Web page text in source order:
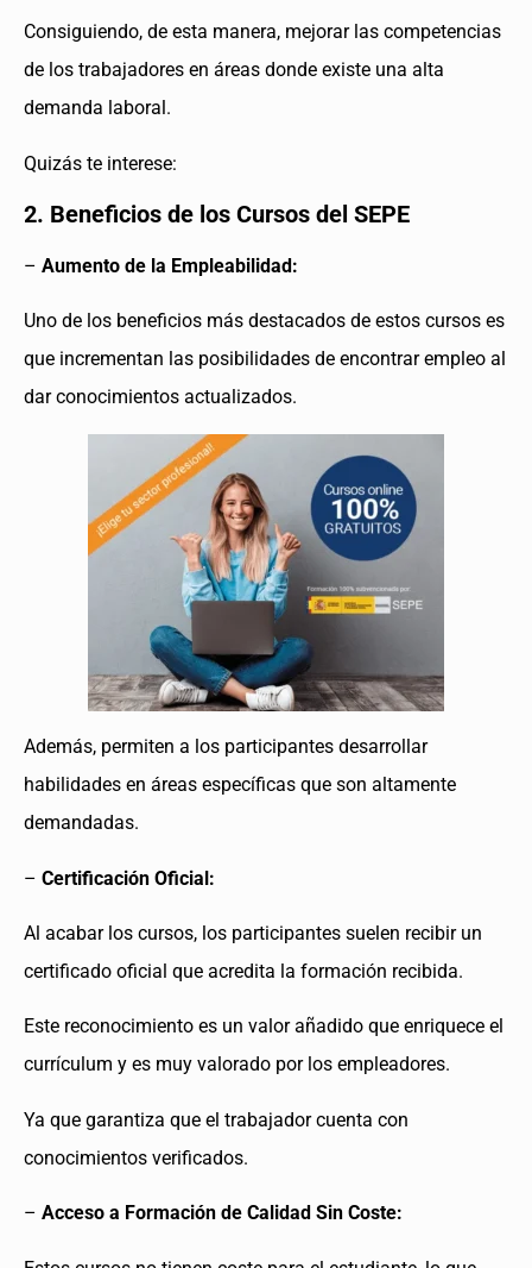
Consiguiendo, de esta manera, mejorar las competencias
de los trabajadores en áreas donde existe una alta
demanda laboral.
Quizás te interese:
2. Beneficios de los Cursos del SEPE
– Aumento de la Empleabilidad:
Uno de los beneficios más destacados de estos cursos es
que incrementan las posibilidades de encontrar empleo al
dar conocimientos actualizados.
Además, permiten a los participantes desarrollar
habilidades en áreas específicas que son altamente
demandadas.
– Certificación Oficial:
Al acabar los cursos, los participantes suelen recibir un
certificado oficial que acredita la formación recibida.
Este reconocimiento es un valor añadido que enriquece el
currículum y es muy valorado por los empleadores.
Ya que garantiza que el trabajador cuenta con
conocimientos verificados.
– Acceso a Formación de Calidad Sin Coste: